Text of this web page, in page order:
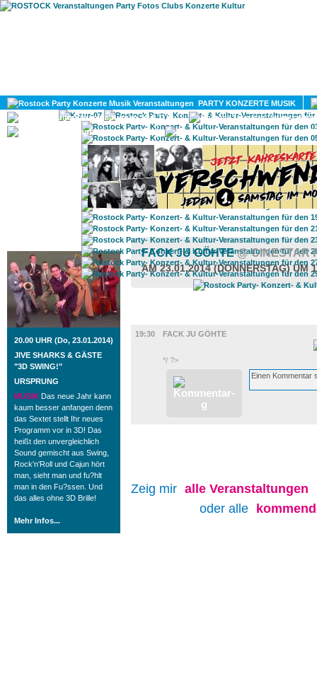
PARTY KONZERTE MUSIK
KULTUR
GAY
ROSTOCK TAGESTIPP
20.00 UHR (Do, 23.01.2014)
JIVE SHARKS & GÄSTE
"3D SWING!"
URSPRUNG
MUSIK Das neue Jahr kann
kaum besser anfangen denn
das Sextet stellt Ihr neues
Programm vor in 3D! Das
heißt den unvergleichlich
Sound gemischt aus Swing,
Rock'n'Roll und Cajun hört
man, sieht man und fu?hlt
man in den Fu?ssen. Und
das alles ohne 3D Brille!
Mehr Infos...
FACK JU GÖHTE@ CINESTAR
AM 23.01.2014 (DONNERSTAG) UM
19:30
FACK JU GÖHTE
*/ ?>
Zeig mir alle Veranstaltungen
oder alle